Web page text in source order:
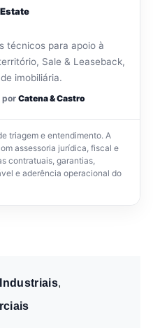
técnicos para apoio à
Sale & Leaseback,
imobiliária.
por Catena & Castro
triagem e entendimento. A
assessoria jurídica, fiscal e
contratuais, garantias,
e aderência operacional do